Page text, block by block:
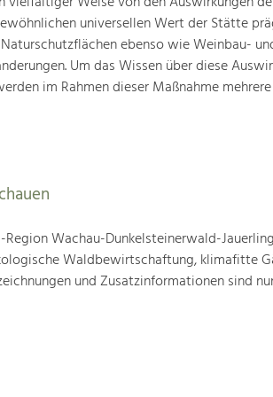
universellen Wert der Stätte
ebenso wie Weinbau-
Um das Wissen über diese
im Rahmen dieser Maßnahme mehrere
Wachau-Dunkelsteinerwald-
Waldbewirtschaftung, klimafitte
und Zusatzinformationen sind